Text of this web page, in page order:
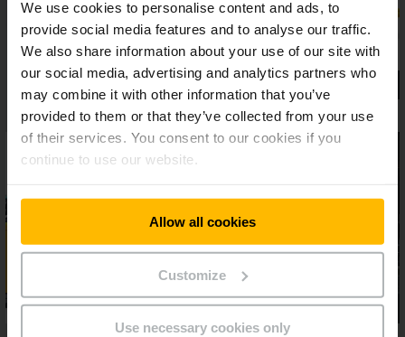
We use cookies to personalise content and ads, to
provide social media features and to analyse our traffic.
We also share information about your use of our site with
our social media, advertising and analytics partners who
may combine it with other information that you’ve
provided to them or that they’ve collected from your use
of their services. You consent to our cookies if you
continue to use our website.
Allow all cookies
Customize
Use necessary cookies only